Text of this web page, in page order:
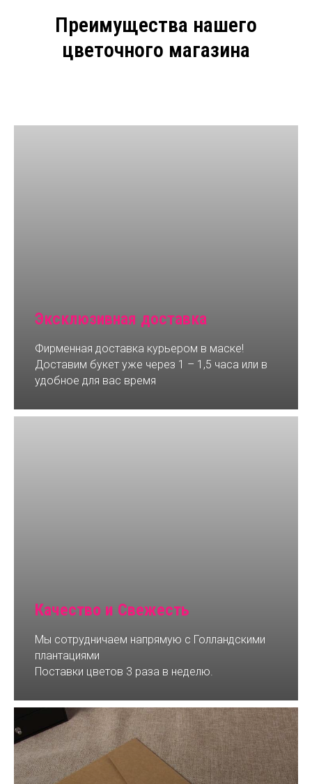
Преимущества нашего
цветочного магазина
Эксклюзивная доставка
Фирменная доставка курьером в маске!
Доставим букет уже через 1 – 1,5 часа или в
удобное для вас время
Качество и Свежесть
Мы сотрудничаем напрямую с Голландскими
плантациями
Поставки цветов 3 раза в неделю.